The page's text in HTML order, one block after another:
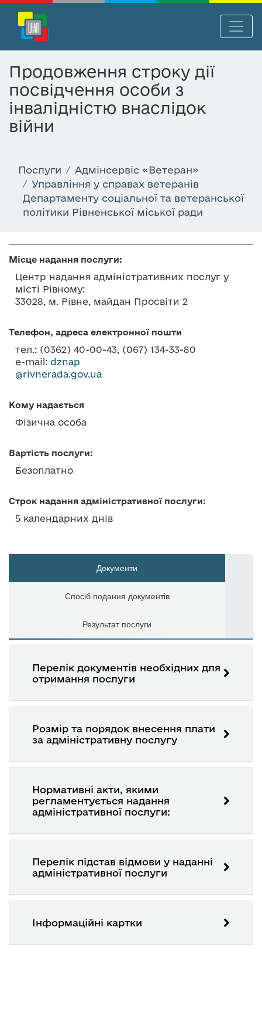
й
т
и
д
о
г
м
с
Послуги
Адмінсервіс «Ветеран»
Управління у справах ветеранів
Департаменту соціальної та ветеранської
політики Рівненської міської ради
Продовження строку дії
посвідчення особи з
інвалідністю внаслідок
війни
Місце надання послуги:
Центр надання адміністративних послуг у
місті Рівному:
33028, м. Рівне, майдан Просвіти 2
Телефон, адреса електронної пошти
тел.: (0362) 40-00-43, (067) 134-33-80
e-mail: dznap
@rivnerada.gov.ua
Кому надається
Фізична особа
Вартість послуги:
Безоплатно
Строк надання адміністративної послуги:
5 календарних днів
Документи
Спосіб подання документів
Результат послуги
Перелік документів необхідних для
отримання послуги
Розмір та порядок внесення плати
за адміністративну послугу
Нормативні акти, якими
регламентується надання
адміністративної послуги:
Перелік підстав відмови у наданні
адміністративної послуги
Інформаційні картки